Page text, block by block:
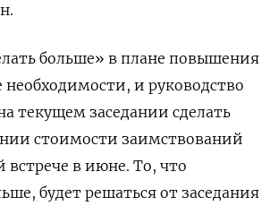
больше» в плане повышения
необходимости, и руководство
текущем заседании сделать
стоимости заимствований
встрече в июне. То, что
будет решаться от заседания